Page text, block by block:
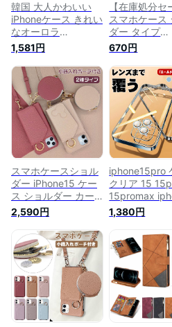
韓国 大人かわいい
iPhoneケース きれい
なオーロラ
iPhone15ケース
15Pro 15ProMax
15Plus iPhone14ケ
ース 14Pro
14ProMax 13mini
iPhone13 13Pro
13ProMax 12mini ケ
ース カバー きらき
ら シンプル ProMax
mini プロ プラス ミ
ニ スマホケース
iphone 14 ケース
1,581円
【在庫処分セ
スマホケース
ダー タイプ
iphone14pro
背面カード
14plus
iphone13 ケ
13mini 13pro
13promax
ケース
12promax
11pro
iphone se2
670円
スマホケースショル
ダー iPhone15 ケー
ス ショルダー カー
ド収納 14pro 14plus
14promax ミラー付
き iPhone13 ケース
13Mini 13pro
13promax
iPhone12Mini 12
12pro 12promax 11
11pro 11promax
iPhone se2 se3
2,590円
iphone15pro
クリア 15
15promax
ケース 14pro
14promax 13
13pro
ス おしゃれ
12pro iphone
se3 耐衝撃
iphone11pro
11promax
1,380円